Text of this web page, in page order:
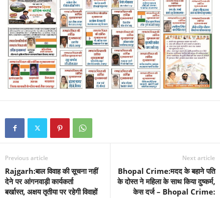
Previous article
Rajgarh:बाल विवाह की सूचना नहीं
देने पर आंगनवाड़ी कार्यकर्ता
बर्खास्त, अक्षय तृतीया पर रहेगी विवाहों
Next article
Bhopal Crime:मदद के बहाने पति
के दोस्त ने महिला के साथ किया दुष्कर्म,
केस दर्ज – Bhopal Crime: